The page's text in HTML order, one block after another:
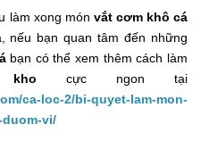
làm xong món vắt cơm khô cá
nếu bạn quan tâm đến những
bạn có thể xem thêm cách làm
cực ngon tại
ca-loc-2/bi-quyet-lam-mon-
vi/